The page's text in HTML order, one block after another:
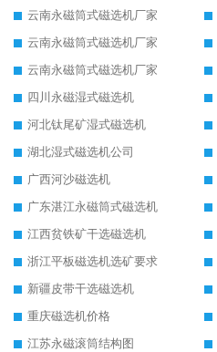
云南永磁筒式磁选机厂家
云南永磁筒式磁选机厂家
云南永磁筒式磁选机厂家
四川永磁湿式磁选机
河北钛尾矿湿式磁选机
湖北湿式磁选机公司
广西河沙磁选机
广东湛江永磁筒式磁选机
江西贫铁矿干选磁选机
浙江平板磁选机选矿要求
新疆皮带干选磁选机
重庆磁选机价格
江苏永磁滚筒结构图